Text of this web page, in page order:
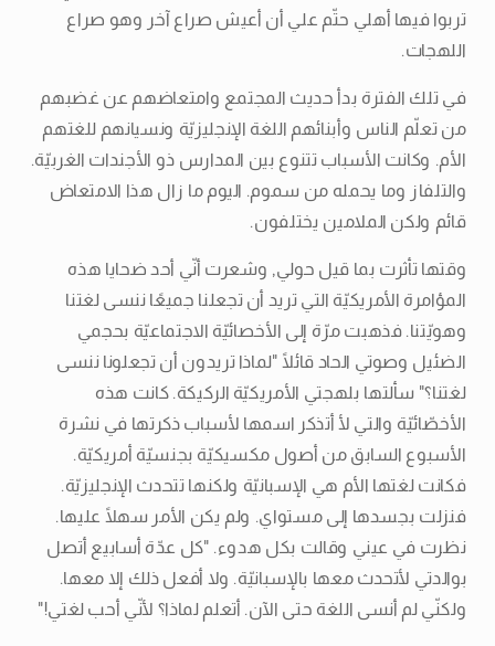
تربوا فيها أهلي حتّم علي أن أعيش صراع آخر وهو صراع
اللهجات.
في تلك الفترة بدأ حديث المجتمع وامتعاضهم عن غضبهم
من تعلّم الناس وأبنائهم اللغة الإنجليزيّة ونسيانهم للغتهم
الأم. وكانت الأسباب تتنوع بين المدارس ذو الأجندات الغربيّة.
والتلفاز وما يحمله من سموم. اليوم ما زال هذا الامتعاض
قائم ولكن الملامين يختلفون.
وقتها تأثرت بما قيل حولي, وشعرت أنّي أحد ضحايا هذه
المؤامرة الأمريكيّة التي تريد أن تجعلنا جميعًا ننسى لغتنا
وهويّتنا. فذهبت مرّة إلى الأخصائيّة الاجتماعيّة بحجمي
الضئيل وصوتي الحاد قائلًا "لماذا تريدون أن تجعلونا ننسى
لغتنا؟" سألتها بلهجتي الأمريكيّة الركيكة. كانت هذه
الأخصّائيّة والتي لأ أتذكر اسمها لأسباب ذكرتها في نشرة
الأسبوع السابق من أصول مكسيكيّة بجنسيّة أمريكيّة.
فكانت لغتها الأم هي الإسبانيّة ولكنها تتحدث الإنجليزيّة.
فنزلت بجسدها إلى مستواي. ولم يكن الأمر سهلًا عليها.
نظرت في عيني وقالت بكل هدوء. "كل عدّة أسابيع أتصل
بوالدتي لأتحدث معها بالإسبانيّة. ولا أفعل ذلك إلا معها.
ولكنّي لم أنسى اللغة حتى الآن. أتعلم لماذا؟ لأنّي أحب لغتي!"